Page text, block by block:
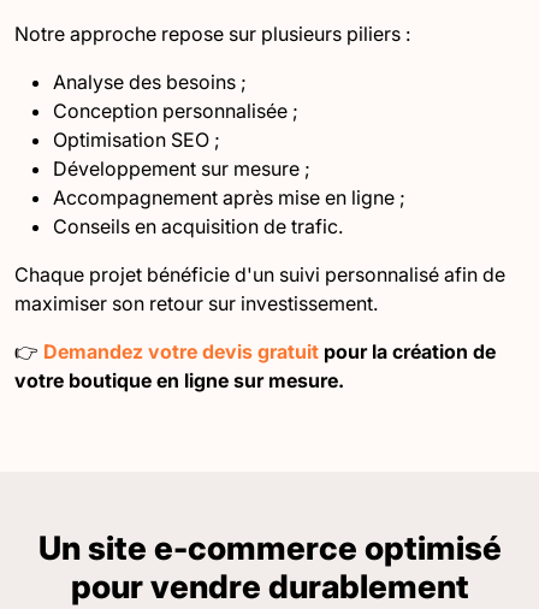
Notre approche repose sur plusieurs piliers :
Analyse des besoins ;
Conception personnalisée ;
Optimisation SEO ;
Développement sur mesure ;
Accompagnement après mise en ligne ;
Conseils en acquisition de trafic.
Chaque projet bénéficie d'un suivi personnalisé afin de
maximiser son retour sur investissement.
👉 Demandez votre devis gratuit pour la création de
votre boutique en ligne sur mesure.
Un site e-commerce optimisé
pour vendre durablement